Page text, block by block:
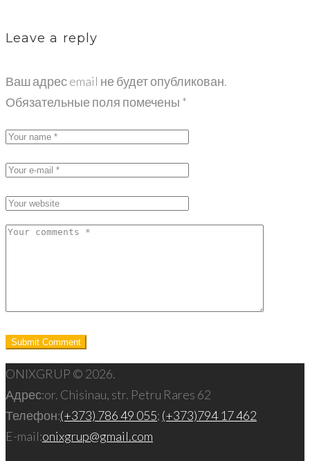
Leave a reply
Ваш адрес email не будет опубликован.
Обязательные поля помечены *
ONIXGRUP © 2026.
Адрес:or. Chisinau, str. Petru Rares 62
Телефон:(+373) 786 49 055; (+373)794 17 462
E-mail:onixgrup@gmail.com